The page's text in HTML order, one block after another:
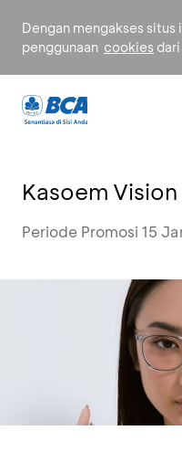
Dengan mengakses
penggunaan cookies
Kasoem
Periode Promosi 15